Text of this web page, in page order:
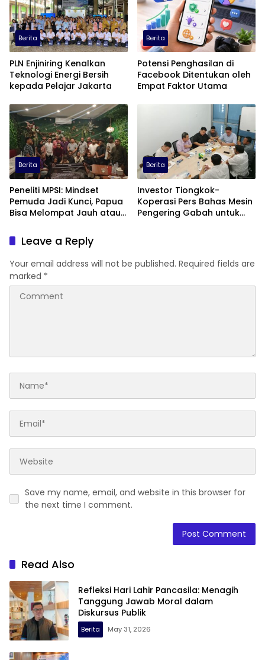
Berita
PLN Enjiniring Kenalkan
Teknologi Energi Bersih
kepada Pelajar Jakarta
Berita
Potensi Penghasilan di
Facebook Ditentukan oleh
Empat Faktor Utama
Berita
Peneliti MPSI: Mindset
Pemuda Jadi Kunci, Papua
Bisa Melompat Jauh atau
Berita
Investor Tiongkok-
Koperasi Pers Bahas Mesin
Pengering Gabah untuk
Leave a Reply
Your email address will not be published. Required fields are
marked *
Save my name, email, and website in this browser for
the next time I comment.
Read Also
Refleksi Hari Lahir Pancasila: Menagih
Tanggung Jawab Moral dalam
Diskursus Publik
Berita May 31, 2026